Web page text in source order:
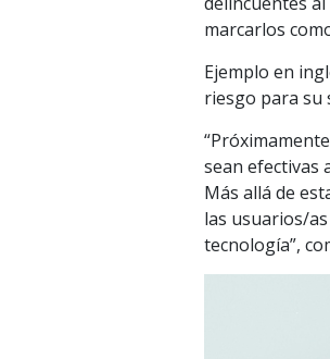
marcarlos
Ejemplo en
riesgo para su
sean efectivas
Más allá de
las usuarios/
tecnología”,